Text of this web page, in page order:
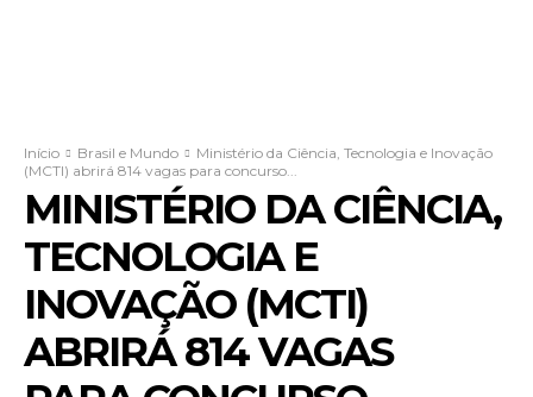
Início Brasil e Mundo
Ministério da Ciência, Tecnologia e Inovação
(MCTI) abrirá 814 vagas para concurso...
MINISTÉRIO DA CIÊNCIA,
TECNOLOGIA E
INOVAÇÃO (MCTI)
ABRIRÁ 814 VAGAS